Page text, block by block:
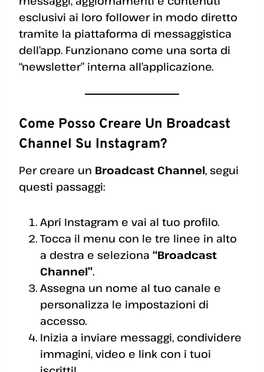
esclusivi ai loro follower in modo diretto
tramite la piattaforma di messaggistica
dell’app. Funzionano come una sorta di
“newsletter” interna all’applicazione.
Come Posso Creare Un Broadcast
Channel Su Instagram?
Per creare un Broadcast Channel, segui
questi passaggi:
Apri Instagram e vai al tuo profilo.
Tocca il menu con le tre linee in alto
a destra e seleziona “Broadcast
Channel”.
Assegna un nome al tuo canale e
personalizza le impostazioni di
accesso.
Inizia a inviare messaggi, condividere
immagini, video e link con i tuoi